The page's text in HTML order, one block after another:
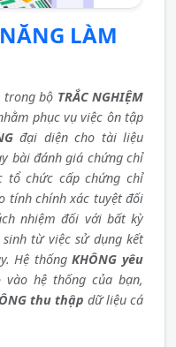
LÀM
trong bộ TRẮC NGHIỆM
phục vụ việc ôn tập
đại diện cho tài liệu
bài đánh giá chứng chỉ
tổ chức cấp chứng chỉ
tính chính xác tuyệt đối
nhiệm đối với bất kỳ
từ việc sử dụng kết
Hệ thốngKHÔNG yêu
hệ thống của bạn,
thu thập dữ liệu cá